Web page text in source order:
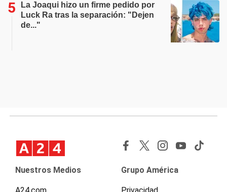
La Joaqui hizo un firme pedido por
Luck Ra tras la separación: "Dejen
de..."
Nuestros Medios Grupo América